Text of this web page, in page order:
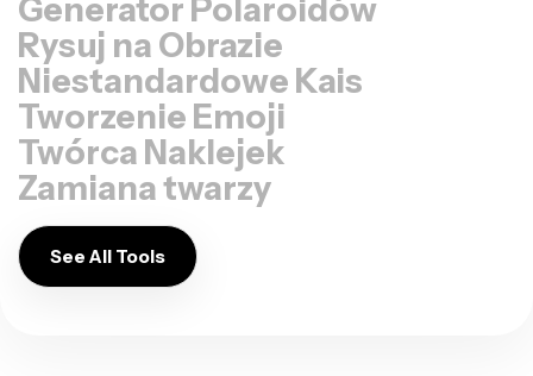
Generator Polaroidów
Rysuj na Obrazie
Niestandardowe Kais
Tworzenie Emoji
Twórca Naklejek
Zamiana twarzy
See All Tools